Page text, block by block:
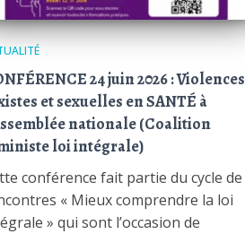
24 juin 2026 : Violences
et sexuelles en SANTÉ à
nationale (Coalition
loi intégrale)
conférence fait partie du cycle de
« Mieux comprendre la loi
» qui sont l’occasion de